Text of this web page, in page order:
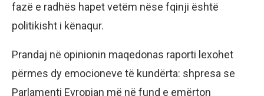
fazë e radhës hapet vetëm nëse fqinji është
politikisht i kënaqur.
Prandaj në opinionin maqedonas raporti lexohet
përmes dy emocioneve të kundërta: shpresa se
Parlamenti Evropian më në fund e emërton